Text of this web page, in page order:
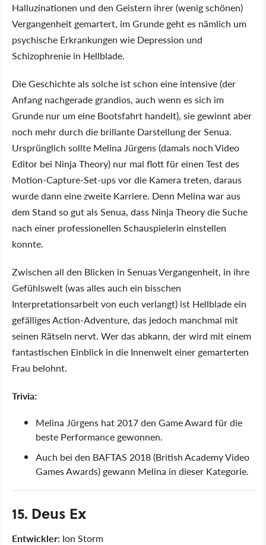
Halluzinationen und den Geistern ihrer (wenig schönen)
Vergangenheit gemartert, im Grunde geht es nämlich um
psychische Erkrankungen wie Depression und
Schizophrenie in Hellblade.
Die Geschichte als solche ist schon eine intensive (der
Anfang nachgerade grandios, auch wenn es sich im
Grunde nur um eine Bootsfahrt handelt), sie gewinnt aber
noch mehr durch die brillante Darstellung der Senua.
Ursprünglich sollte Melina Jürgens (damals noch Video
Editor bei Ninja Theory) nur mal flott für einen Test des
Motion-Capture-Set-ups vor die Kamera treten, daraus
wurde dann eine zweite Karriere. Denn Melina war aus
dem Stand so gut als Senua, dass Ninja Theory die Suche
nach einer professionellen Schauspielerin einstellen
konnte.
Zwischen all den Blicken in Senuas Vergangenheit, in ihre
Gefühlswelt (was alles auch ein bisschen
Interpretationsarbeit von euch verlangt) ist Hellblade ein
gefälliges Action-Adventure, das jedoch manchmal mit
seinen Rätseln nervt. Wer das abkann, der wird mit einem
fantastischen Einblick in die Innenwelt einer gemarterten
Frau belohnt.
Trivia:
Melina Jürgens hat 2017 den Game Award für die
beste Performance gewonnen.
Auch bei den BAFTAS 2018 (British Academy Video
Games Awards) gewann Melina in dieser Kategorie.
15. Deus Ex
Entwickler: Ion Storm